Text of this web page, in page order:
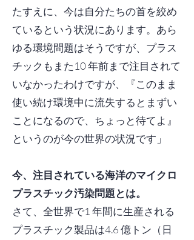
たすえに、今は自分たちの首を絞め
ているという状況にあります。あら
ゆる環境問題はそうですが、プラス
チックもまた10 年前まで注目されて
いなかったわけですが、『このまま
使い続け環境中に流失するとまずい
ことになるので、ちょっと待てよ』
というのが今の世界の状況です」
今、注目されている海洋のマイクロ
プラスチック汚染問題とは。
さて、全世界で1 年間に生産される
プラスチック製品は4.6 億トン（日